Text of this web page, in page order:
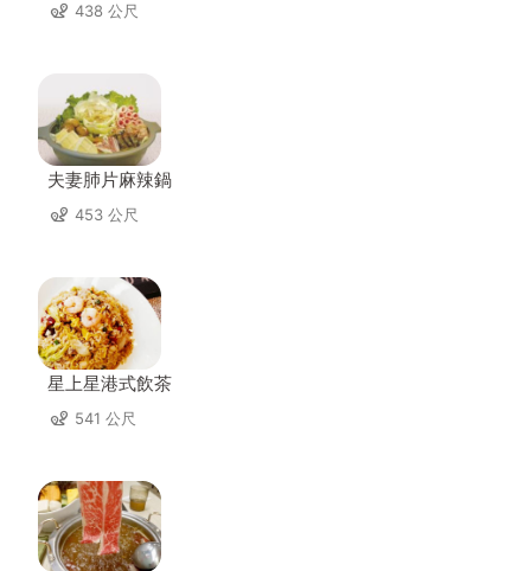
438 公尺
夫妻肺片麻辣鍋
453 公尺
星上星港式飲茶
541 公尺